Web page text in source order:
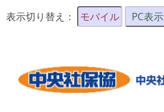
表示切り替え： モバイル PC表示